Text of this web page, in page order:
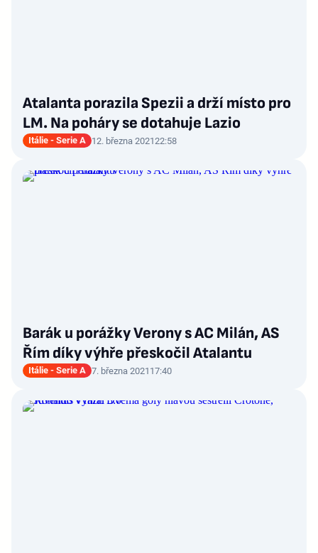
Atalanta porazila Spezii a drží místo pro
LM. Na poháry se dotahuje Lazio
Itálie - Serie A 12. března 202122:58
Barák u porážky Verony s AC Milán, AS
Řím díky výhře přeskočil Atalantu
Itálie - Serie A 7. března 2021 17:40